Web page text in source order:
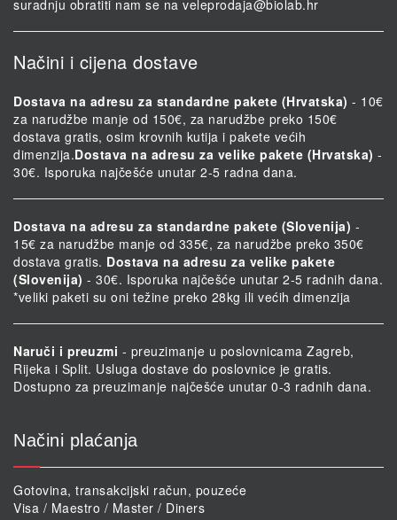
suradnju obratiti nam se na veleprodaja@biolab.hr
Načini i cijena dostave
Dostava na adresu za standardne pakete (Hrvatska) - 10€
za narudžbe manje od 150€, za narudžbe preko 150€
dostava gratis, osim krovnih kutija i pakete većih
dimenzija.Dostava na adresu za velike pakete (Hrvatska) -
30€. Isporuka najčešće unutar 2-5 radna dana.
Dostava na adresu za standardne pakete (Slovenija) -
15€ za narudžbe manje od 335€, za narudžbe preko 350€
dostava gratis. Dostava na adresu za velike pakete
(Slovenija) - 30€. Isporuka najčešće unutar 2-5 radnih dana.
*veliki paketi su oni težine preko 28kg ili većih dimenzija
Naruči i preuzmi - preuzimanje u poslovnicama Zagreb,
Rijeka i Split. Usluga dostave do poslovnice je gratis.
Dostupno za preuzimanje najčešće unutar 0-3 radnih dana.
Načini plaćanja
Gotovina, transakcijski račun, pouzeće
Visa / Maestro / Master / Diners